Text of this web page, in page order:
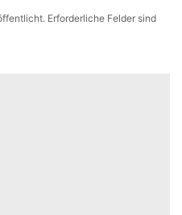
Erforderliche Felder sind